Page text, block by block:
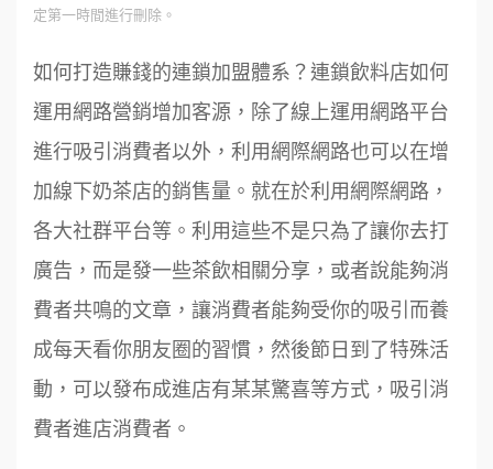
定第一時間進行刪除。
如何打造賺錢的連鎖加盟體系？連鎖飲料店如何
運用網路營銷增加客源，除了線上運用網路平台
進行吸引消費者以外，利用網際網路也可以在增
加線下奶茶店的銷售量。就在於利用網際網路，
各大社群平台等。利用這些不是只為了讓你去打
廣告，而是發一些茶飲相關分享，或者說能夠消
費者共鳴的文章，讓消費者能夠受你的吸引而養
成每天看你朋友圈的習慣，然後節日到了特殊活
動，可以發布成進店有某某驚喜等方式，吸引消
費者進店消費者。